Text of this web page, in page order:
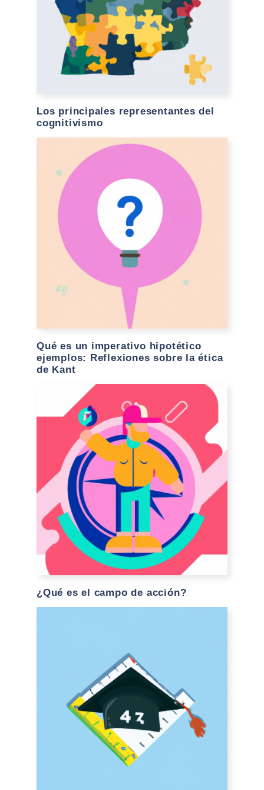
Los principales representantes del
cognitivismo
Qué es un imperativo hipotético
ejemplos: Reflexiones sobre la ética
de Kant
¿Qué es el campo de acción?